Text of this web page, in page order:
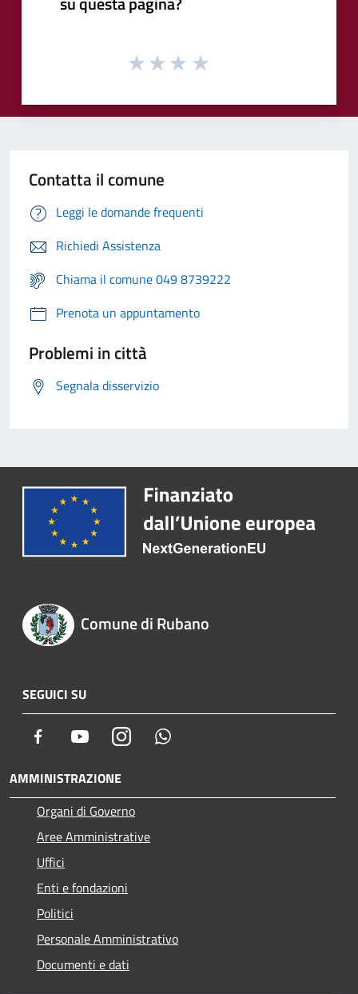
Contatta il comune
Leggi le domande frequenti
Richiedi Assistenza
Chiama il comune 049 8739222
Prenota un appuntamento
Problemi in città
Segnala disservizio
Comune di Rubano
SEGUICI SU
Facebook YoutubeInstagram
AMMINISTRAZIONE
Organi di Governo
Aree Amministrative
Uffici
Enti e fondazioni
Politici
Personale Amministrativo
Documenti e dati